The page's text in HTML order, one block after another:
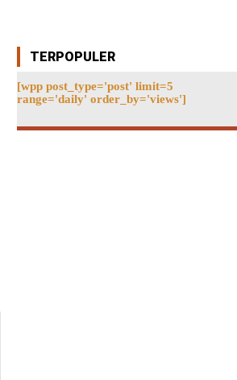
TERPOPULER
[wpp post_type='post' limit=5
range='daily' order_by='views']